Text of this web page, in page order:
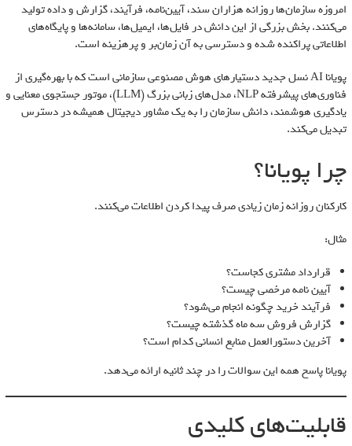
امروزه سازمان‌ها روزانه هزاران سند، آیین‌نامه، فرآیند، گزارش و داده تولید
می‌کنند. بخش بزرگی از این دانش در فایل‌ها، ایمیل‌ها، سامانه‌ها و پایگاه‌های
اطلاعاتی پراکنده شده و دسترسی به آن زمان‌بر و پرهزینه است.
پویانا AI نسل جدید دستیارهای هوش مصنوعی سازمانی است که با بهره‌گیری از
فناوری‌های پیشرفته NLP، مدل‌های زبانی بزرگ (LLM)، موتور جستجوی معنایی و
یادگیری هوشمند، دانش سازمان را به یک مشاور دیجیتال همیشه در دسترس
تبدیل می‌کند.
چرا پویانا؟
کارکنان روزانه زمان زیادی صرف پیدا کردن اطلاعات می‌کنند.
مثال:
قرارداد مشتری کجاست؟
آیین نامه مرخصی چیست؟
فرآیند خرید چگونه انجام می‌شود؟
گزارش فروش سه ماه گذشته چیست؟
آخرین دستورالعمل منابع انسانی کدام است؟
پویانا پاسخ همه این سوالات را در چند ثانیه ارائه می‌دهد.
قابلیت‌های کلیدی